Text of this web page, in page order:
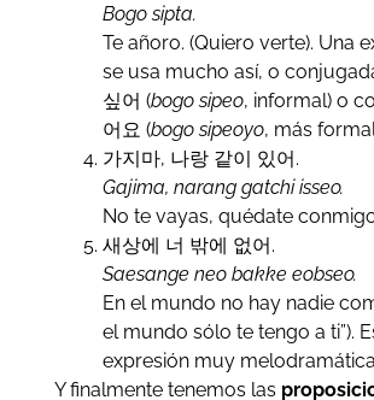
Bogo sipta.
Te añoro. (Quiero verte). Una
se usa mucho así, o
싶어 (bogo sipeo, informal) o
어요 (bogo sipeoyo, más
가지마, 나랑 같이 있어.
Gajima, narang gatchi isseo.
No te vayas, quédate
새상에 너 밖에 없어.
Saesange neo bakke eobseo.
En el mundo no hay nadie
el mundo sólo te tengo a ti”).
expresión muy
Y finalmente tenemos las